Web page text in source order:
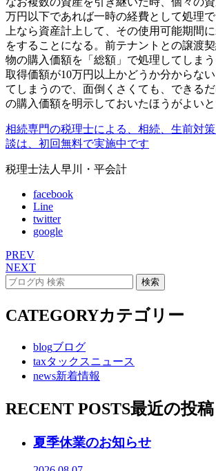
万円以下であれば一時の経費として処理
上なら資産計上して、その使用可能期間
をすることになる。前テナントとの譲渡
物の購入価額を「総額」で処理してしま
取得価額が10万円以上かどうか分からな
てしまうので、面倒くさくても、できる
の購入価額を明示しておいたほうがよいと
相続専門の税理士による、相続、生前対
談は、初回無料で実施中です
税理士法人早川・平会計
facebook
Line
twitter
google
PREV
NEXT
CATEGORYカテゴリー
blogブログ
taxタックスニュース
news新着情報
RECENT POSTS最近の投稿
夏季休業のお知らせ